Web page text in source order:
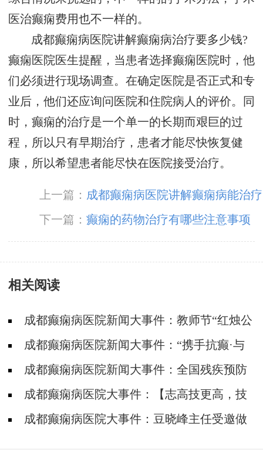
医治癫痫费用也不一样的。
成都癫痫病医院讲解癫痫病治疗要多少钱?
癫痫医院医生提醒，当患者选择癫痫医院时，他
们必须进行现场调查。在确定医院是否正式和专
业后，他们还应询问医院和住院病人的评价。同
时，癫痫的治疗是一个单一的长期而艰巨的过
程，所以只有早期治疗，患者才能尽快恢复健
康，所以希望患者能尽快在医院接受治疗。
上一篇： 成都癫痫病医院讲解癫痫病能治疗
好吗下一篇：癫痫的药物治疗有哪些注意事项
相关阅读
成都癫痫病医院新闻大事件：教师节“红烛公
益计划”帮助癫痫教师走出病魔困扰，重返三尺
讲台
成都癫痫病医院新闻大事件：“携手抗癫·与
爱同行”四川省癫痫病康复基金筛查救助活动走
进威远县
成都癫痫病医院新闻大事件：全国残疾预防
日，降低因癫痫病致残发生率，神康倡导癫痫诊
治越早越好
成都癫痫病医院大事件：【志高技更高，技
高德亦高】癫痫学子高考后手捧锦旗致谢张志高
成都癫痫病医院大事件：豆晓峰主任受邀做